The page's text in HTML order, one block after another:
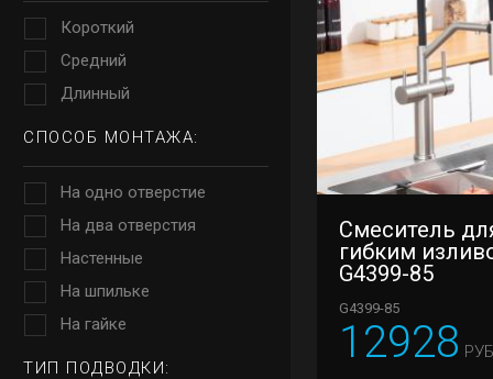
Короткий
Средний
Длинный
СПОСОБ МОНТАЖА:
На одно отверстие
На два отверстия
Настенные
На шпильке
На гайке
ТИП ПОДВОДКИ:
Смеситель
гибким
G4399-85
G4399-85
12928